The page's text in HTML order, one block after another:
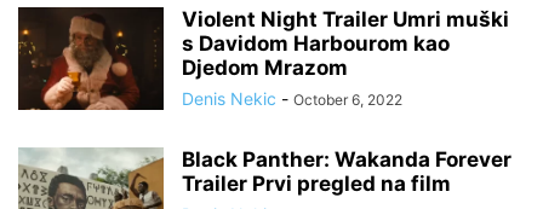
Violent Night Trailer Umri muški
s Davidom Harbourom kao
Djedom Mrazom
Denis Nekic - October 6, 2022
Black Panther: Wakanda Forever
Trailer Prvi pregled na film